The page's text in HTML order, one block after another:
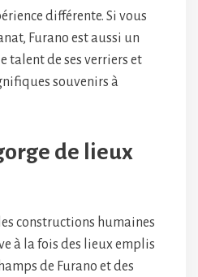
différente. Si vous
Furano est aussi un
talent de ses verriers et
souvenirs à
de lieux
constructions humaines
à la fois des lieux emplis
de Furano et des